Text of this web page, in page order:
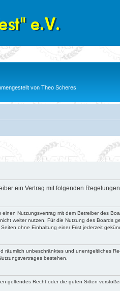
von Theo Scheres
ein Vertrag mit folgenden
Nutzungsvertrag mit dem Betreiber des
weiter nutzen. Für die Nutzung des Boards
ohne Einhaltung einer Frist jederzeit
unbeschränktes und unentgeltliches
bestehen.
geltendes Recht oder die guten Sitten